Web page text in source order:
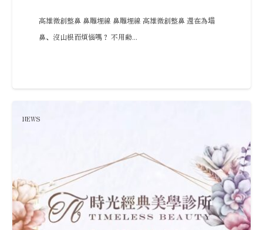
高雄微創整鼻 鼻雕埋線 鼻雕埋線 高雄微創整鼻 還在為塌
鼻、沒山根而煩惱嗎？ 不用動...
NEWS